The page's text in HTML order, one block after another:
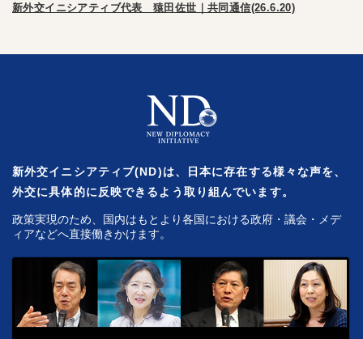
新外交イニシアティブ代表 猿田佐世｜共同通信(26.6.20)
新外交イニシアティブ(ND)は、日本に存在する様々な声を、
外交に具体的に反映できるよう取り組んでいます。
政策実現のため、国内はもとより各国における政府・議会・メデ
ィアなどへ直接働きかけます。